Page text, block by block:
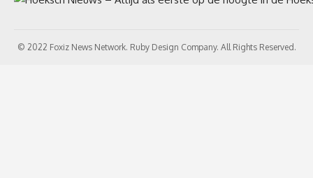
© 2022 Foxiz News Network. Ruby Design Company. All Rights Reserved.